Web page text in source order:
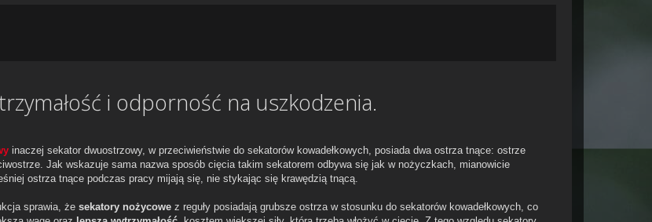
i odporność na uszkodzenia.
inaczej sekator dwuostrzowy, w przeciwieństwie do sekatorów kowadełkowych, posiada dwa ostrza tnące: ostrze
Jak wskazuje sama nazwa sposób cięcia takim sekatorem odbywa się jak w nożyczkach, mianowicie
ostrza tnące podczas pracy mijają się, nie stykając się krawędzią tnącą.
sprawia, że sekatory nożycowe z reguły posiadają grubsze ostrza w stosunku do sekatorów kowadełkowych, co